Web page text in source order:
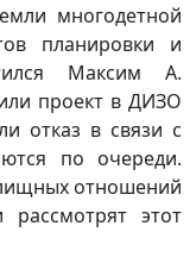
многодетной
планировки и
Максим А.
проект в ДИЗО
отказ в связи с
по очереди.
отношений
этот